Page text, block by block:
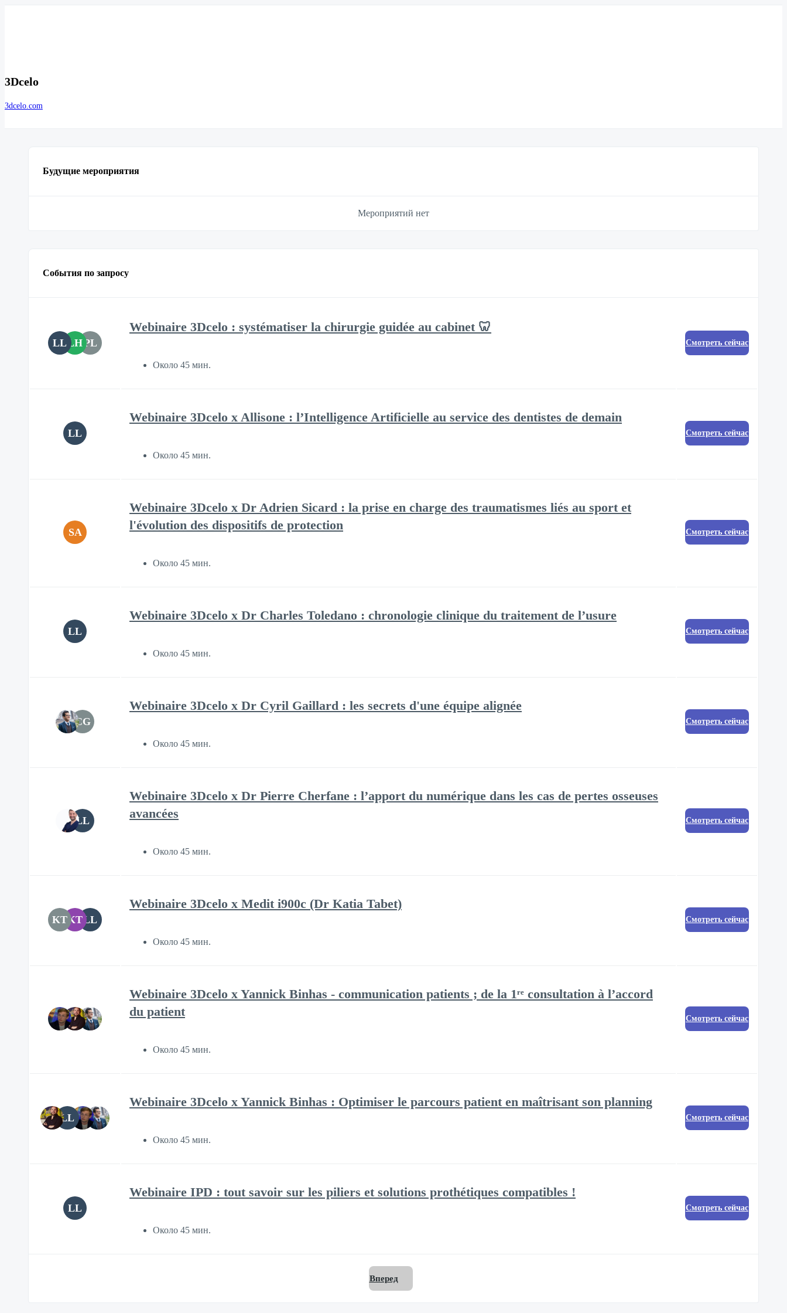
3Dcelo
3dcelo.com
Будущие мероприятия
Мероприятий нет
События по запросу
LL LH PL
Webinaire 3Dcelo : systématiser la chirurgie guidée au cabinet 🦷
Около 45 мин.
Смотреть сейчас
LL
Webinaire 3Dcelo x Allisone : l’Intelligence Artificielle au service des dentistes de demain
Около 45 мин.
Смотреть сейчас
SA
Webinaire 3Dcelo x Dr Adrien Sicard : la prise en charge des traumatismes liés au sport et
l'évolution des dispositifs de protection
Около 45 мин.
Смотреть сейчас
LL
Webinaire 3Dcelo x Dr Charles Toledano : chronologie clinique du traitement de l’usure
Около 45 мин.
Смотреть сейчас
CG
Webinaire 3Dcelo x Dr Cyril Gaillard : les secrets d'une équipe alignée
Около 45 мин.
Смотреть сейчас
LL
Webinaire 3Dcelo x Dr Pierre Cherfane : l’apport du numérique dans les cas de pertes osseuses
avancées
Около 45 мин.
Смотреть сейчас
KT KT LL
Webinaire 3Dcelo x Medit i900c (Dr Katia Tabet)
Около 45 мин.
Смотреть сейчас
Webinaire 3Dcelo x Yannick Binhas - communication patients ; de la 1ʳᵉ consultation à l’accord
du patient
Около 45 мин.
Смотреть сейчас
LL
Webinaire 3Dcelo x Yannick Binhas : Optimiser le parcours patient en maîtrisant son planning
Около 45 мин.
Смотреть сейчас
LL
Webinaire IPD : tout savoir sur les piliers et solutions prothétiques compatibles !
Около 45 мин.
Смотреть сейчас
Вперед